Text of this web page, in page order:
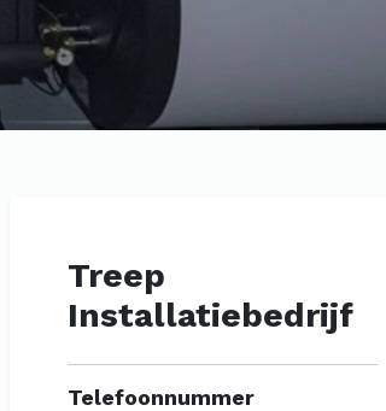
Treep
Installatiebedrijf
Telefoonnummer